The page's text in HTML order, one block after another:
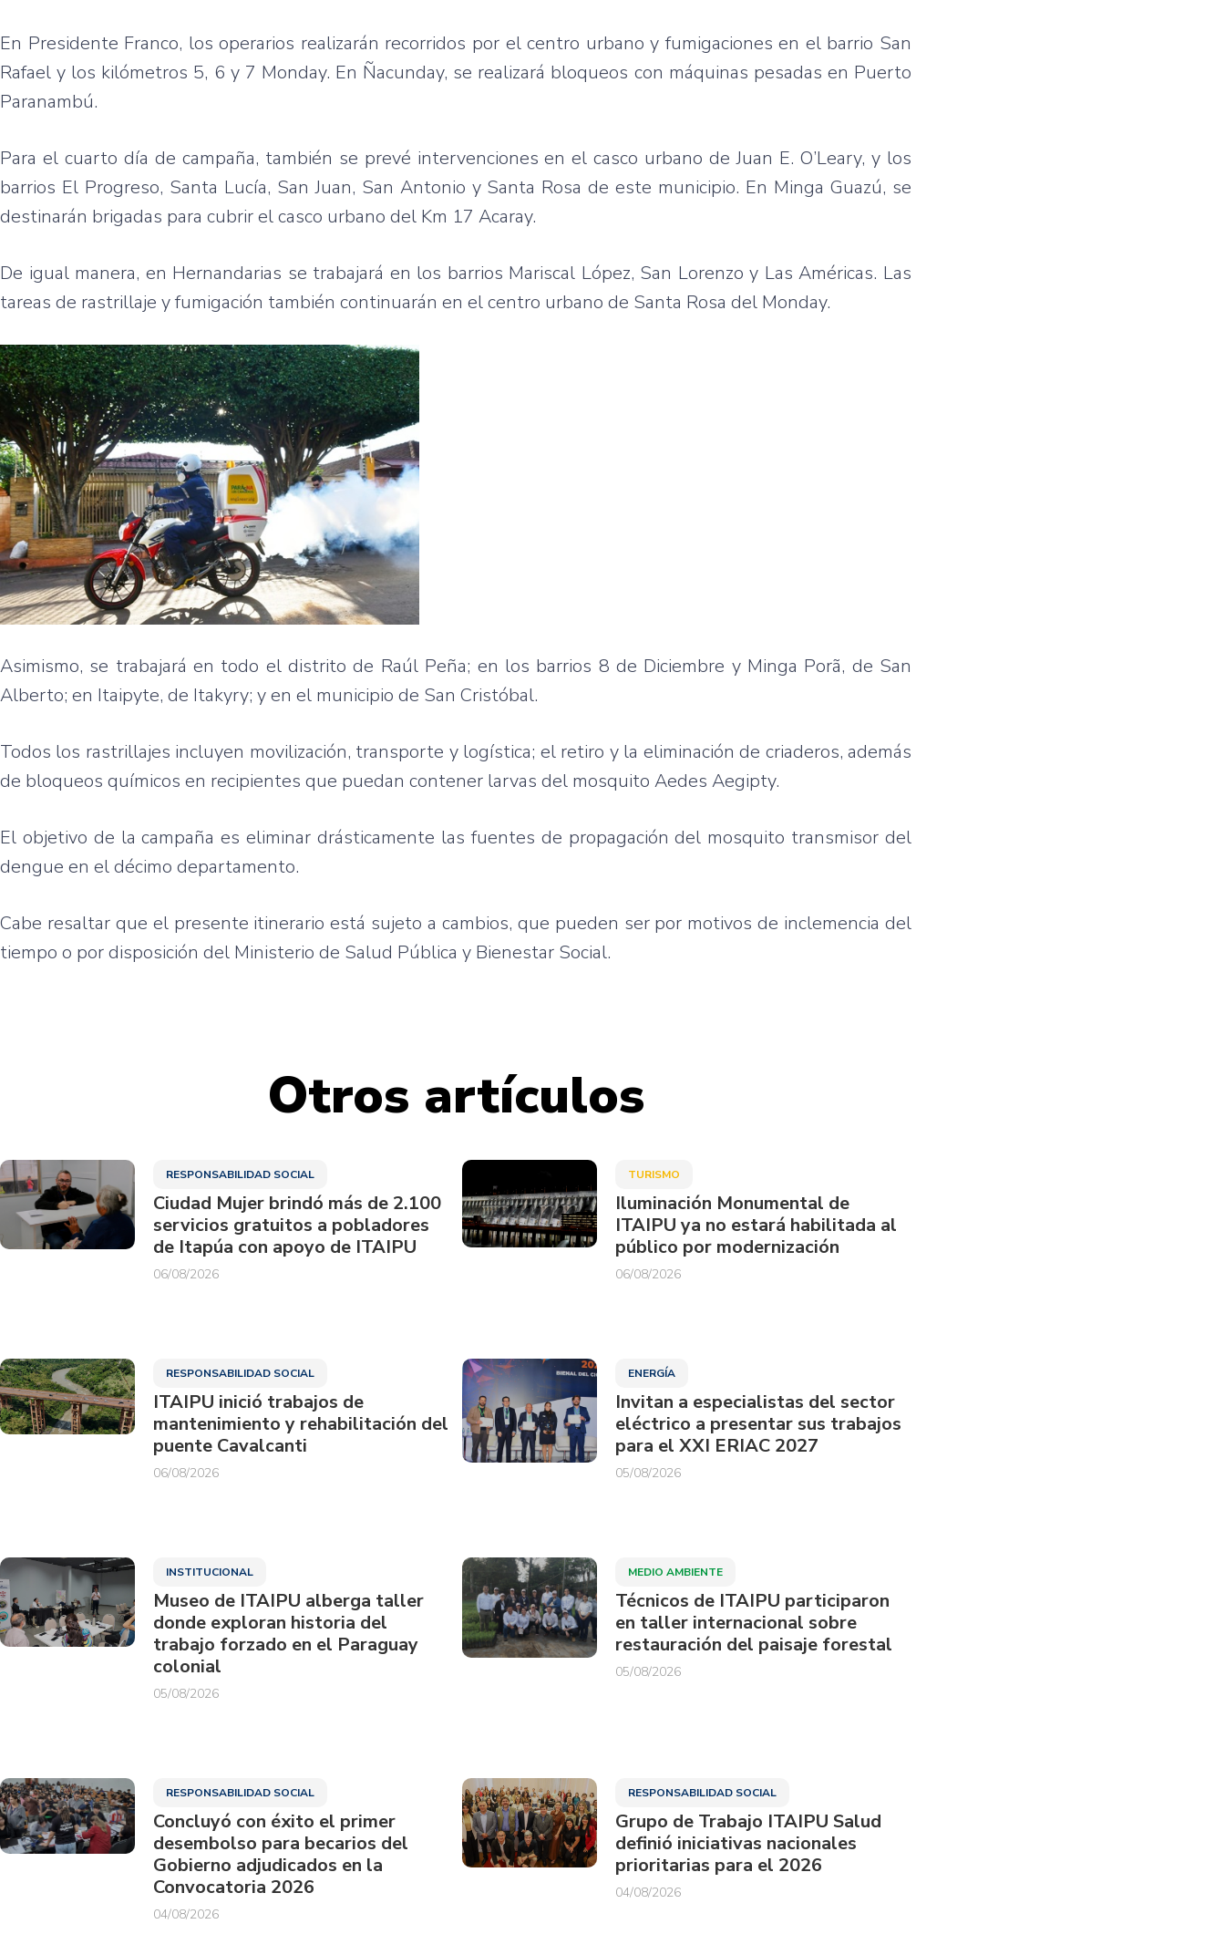
En Presidente Franco, los operarios realizarán recorridos por el centro urbano y fumigaciones en el barrio San
Rafael y los kilómetros 5, 6 y 7 Monday. En Ñacunday, se realizará bloqueos con máquinas pesadas en Puerto
Paranambú.
Para el cuarto día de campaña, también se prevé intervenciones en el casco urbano de Juan E. O’Leary, y los
barrios El Progreso, Santa Lucía, San Juan, San Antonio y Santa Rosa de este municipio. En Minga Guazú, se
destinarán brigadas para cubrir el casco urbano del Km 17 Acaray.
De igual manera, en Hernandarias se trabajará en los barrios Mariscal López, San Lorenzo y Las Américas. Las
tareas de rastrillaje y fumigación también continuarán en el centro urbano de Santa Rosa del Monday.
Asimismo, se trabajará en todo el distrito de Raúl Peña; en los barrios 8 de Diciembre y Minga Porã, de San
Alberto; en Itaipyte, de Itakyry; y en el municipio de San Cristóbal.
Todos los rastrillajes incluyen movilización, transporte y logística; el retiro y la eliminación de criaderos, además
de bloqueos químicos en recipientes que puedan contener larvas del mosquito Aedes Aegipty.
El objetivo de la campaña es eliminar drásticamente las fuentes de propagación del mosquito transmisor del
dengue en el décimo departamento.
Cabe resaltar que el presente itinerario está sujeto a cambios, que pueden ser por motivos de inclemencia del
tiempo o por disposición del Ministerio de Salud Pública y Bienestar Social.
Otros artículos
RESPONSABILIDAD SOCIAL
Ciudad Mujer brindó más de 2.100
servicios gratuitos a pobladores
de Itapúa con apoyo de ITAIPU
06/08/2026
TURISMO
Iluminación Monumental de
ITAIPU ya no estará habilitada al
público por modernización
06/08/2026
RESPONSABILIDAD SOCIAL
ITAIPU inició trabajos de
mantenimiento y rehabilitación del
puente Cavalcanti
06/08/2026
ENERGÍA
Invitan a especialistas del sector
eléctrico a presentar sus trabajos
para el XXI ERIAC 2027
05/08/2026
INSTITUCIONAL
Museo de ITAIPU alberga taller
donde exploran historia del
trabajo forzado en el Paraguay
colonial
05/08/2026
MEDIO AMBIENTE
Técnicos de ITAIPU participaron
en taller internacional sobre
restauración del paisaje forestal
05/08/2026
RESPONSABILIDAD SOCIAL
Concluyó con éxito el primer
desembolso para becarios del
Gobierno adjudicados en la
Convocatoria 2026
04/08/2026
RESPONSABILIDAD SOCIAL
Grupo de Trabajo ITAIPU Salud
definió iniciativas nacionales
prioritarias para el 2026
04/08/2026